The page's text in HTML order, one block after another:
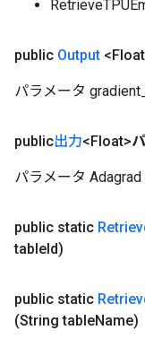
public Output
パラメータ
public出力<Float>
パラメータ
public static
tableId)
public static
(String tableName)